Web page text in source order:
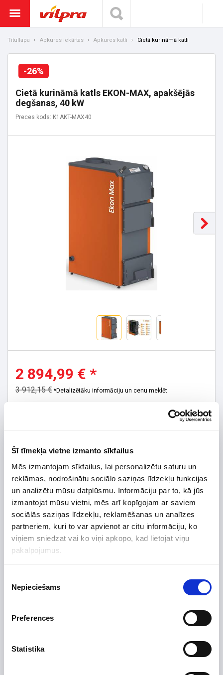
Šī tīmekļa vietne izmanto sīkfailus
Mēs izmantojam sīkfailus, lai personalizētu saturu un
reklāmas, nodrošinātu sociālo saziņas līdzekļu funkcijas
un analizētu mūsu datplūsmu. Informāciju par to, kā jūs
izmantojat mūsu vietni, mēs arī kopīgojam ar saviem
sociālās saziņas līdzekļu, reklamēšanas un analīzes
partneriem, kuri to var apvienot ar citu informāciju, ko
viņiem sniedzat vai ko viņi apkopo, kad lietojat viņu
pakalpojumus.
izvēle
Nepieciešams
Preferences
Statistika
Titullapa Apkures iekārtas Apkures katli Cietā kurināmā katli
-26%
Cietā kurināmā katls EKON-MAX, apakšējās
degšanas, 40 kW
Preces kods: K1AKT-MAX40
2 894,99 € *
3 912,15 € *Detalizētāku informāciju un cenu meklēt
Ražojuma datu lapa
Užsakomoji prekė. Teirautis tel.:+370 656 75421
Preces apraksts
Uzdot jautājumu par preci
Efektivitātes klase